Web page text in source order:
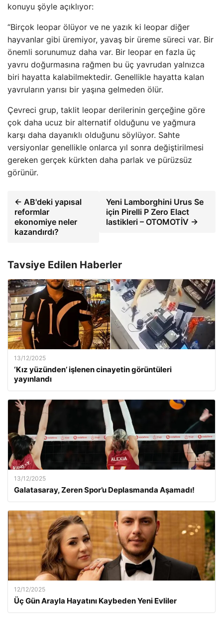
konuyu şöyle açıklıyor:
“Birçok leopar ölüyor ve ne yazık ki leopar diğer
hayvanlar gibi üremiyor, yavaş bir üreme süreci var. Bir
önemli sorunumuz daha var. Bir leopar en fazla üç
yavru doğurmasına rağmen bu üç yavrudan yalnızca
biri hayatta kalabilmektedir. Genellikle hayatta kalan
yavruların yarısı bir yaşına gelmeden ölür.
Çevreci grup, taklit leopar derilerinin gerçeğine göre
çok daha ucuz bir alternatif olduğunu ve yağmura
karşı daha dayanıklı olduğunu söylüyor. Sahte
versiyonlar genellikle onlarca yıl sonra değiştirilmesi
gereken gerçek kürkten daha parlak ve pürüzsüz
görünür.
← AB'deki yapısal
reformlar
ekonomiye neler
kazandırdı?
Yeni Lamborghini Urus Se
için Pirelli P Zero Elact
lastikleri – OTOMOTİV →
Tavsiye Edilen Haberler
13/12/2025
‘Kız yüzünden’ işlenen cinayetin görüntüleri
yayınlandı
13/12/2025
Galatasaray, Zeren Spor’u Deplasmanda Aşamadı!
12/12/2025
Üç Gün Arayla Hayatını Kaybeden Yeni Evliler